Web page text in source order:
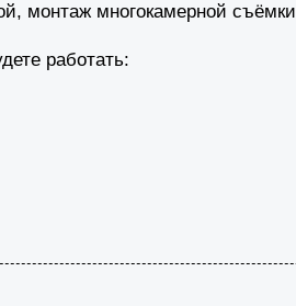
монтаж многокамерной съёмки
работать: